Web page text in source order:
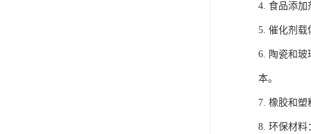
4. 食品添加
5. 催化剂载
6. 陶瓷和玻
本。
7. 橡胶和塑
8. 环保材料